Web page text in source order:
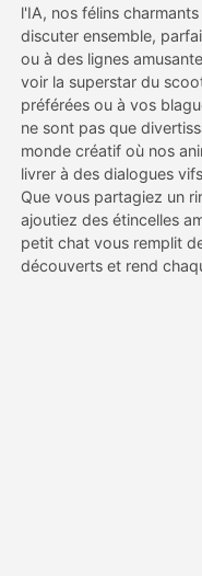
Tarifs
API
l'IA, nos félins
discuter ensemble,
ou à des lignes
voir la superstar du
préférées ou à vos
ne sont pas que
monde créatif où nos
livrer à des dialogues
Que vous partagiez un
ajoutiez des étincelles
petit chat vous remplit
découverts et rend